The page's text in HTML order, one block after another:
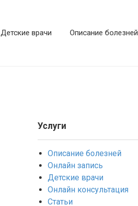
Детские врачи Описание болезней
Услуги
Описание болезней
Онлайн запись
Детские врачи
Онлайн консультация
Статьи